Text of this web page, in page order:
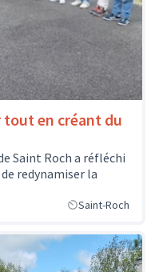
tout en créant du
Saint Roch a réfléchi
redynamiser la
Saint-Roch